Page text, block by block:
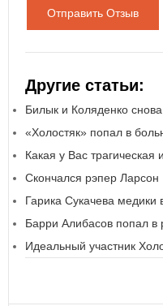
Отправить Отзыв
Другие статьи:
Билык и Коляденко
«Холостяк» попал в
Какая у Вас трагическая
Скончался рэпер Ларсон
Гарика Сукачева медики
Барри Алибасов попал
Идеальный участник